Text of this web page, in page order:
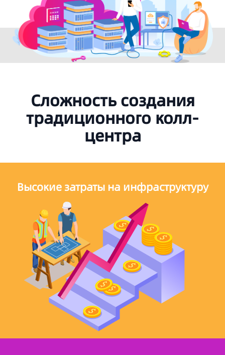
Сложность создания
традиционного колл-
центра
Высокие затраты на инфраструктуру